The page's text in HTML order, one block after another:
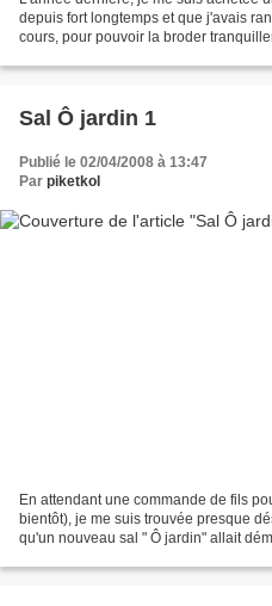
depuis fort longtemps et que j'avais
cours, pour pouvoir la broder
Sal Ô jardin 1
Publié le 02/04/2008 à 13:47
Par piketkol
En attendant une commande de fils
bientôt), je me suis trouvée presque
qu'un nouveau sal " Ô jardin" allait